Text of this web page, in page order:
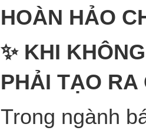
HOÀN HẢO
✨ KHI
PHẢI TẠO RA
Trong ngành